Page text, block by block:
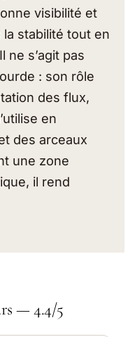
visibilité et
stabilité tout en
ne s’agit pas
: son rôle
des flux,
en
des arceaux
une zone
il rend
— 4.4/5